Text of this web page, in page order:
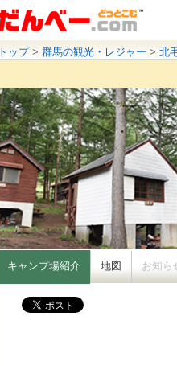
トップ> 群馬の観光・レジャー > 北
キャンプ場紹介 地図 お知ら